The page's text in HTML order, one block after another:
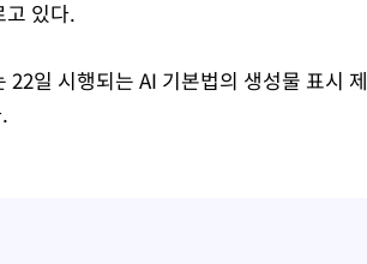
고 있다.
일 시행되는 AI 기본법의 생성물 표시 제